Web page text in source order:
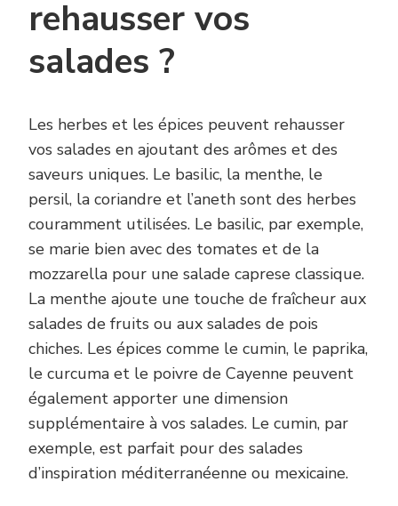
rehausser vos
salades ?
Les herbes et les épices peuvent rehausser
vos salades en ajoutant des arômes et des
saveurs uniques. Le basilic, la menthe, le
persil, la coriandre et l’aneth sont des herbes
couramment utilisées. Le basilic, par exemple,
se marie bien avec des tomates et de la
mozzarella pour une salade caprese classique.
La menthe ajoute une touche de fraîcheur aux
salades de fruits ou aux salades de pois
chiches. Les épices comme le cumin, le paprika,
le curcuma et le poivre de Cayenne peuvent
également apporter une dimension
supplémentaire à vos salades. Le cumin, par
exemple, est parfait pour des salades
d’inspiration méditerranéenne ou mexicaine.